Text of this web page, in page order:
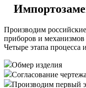
Производим
приборов и механизмов
Четыре этапа процесса
Обмер изделия
Согласование чертежа
Производим первый